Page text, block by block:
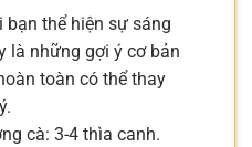
bạn thể hiện sự sáng
là những gợi ý cơ bản
toàn có thể thay
cà: 3-4 thìa canh.